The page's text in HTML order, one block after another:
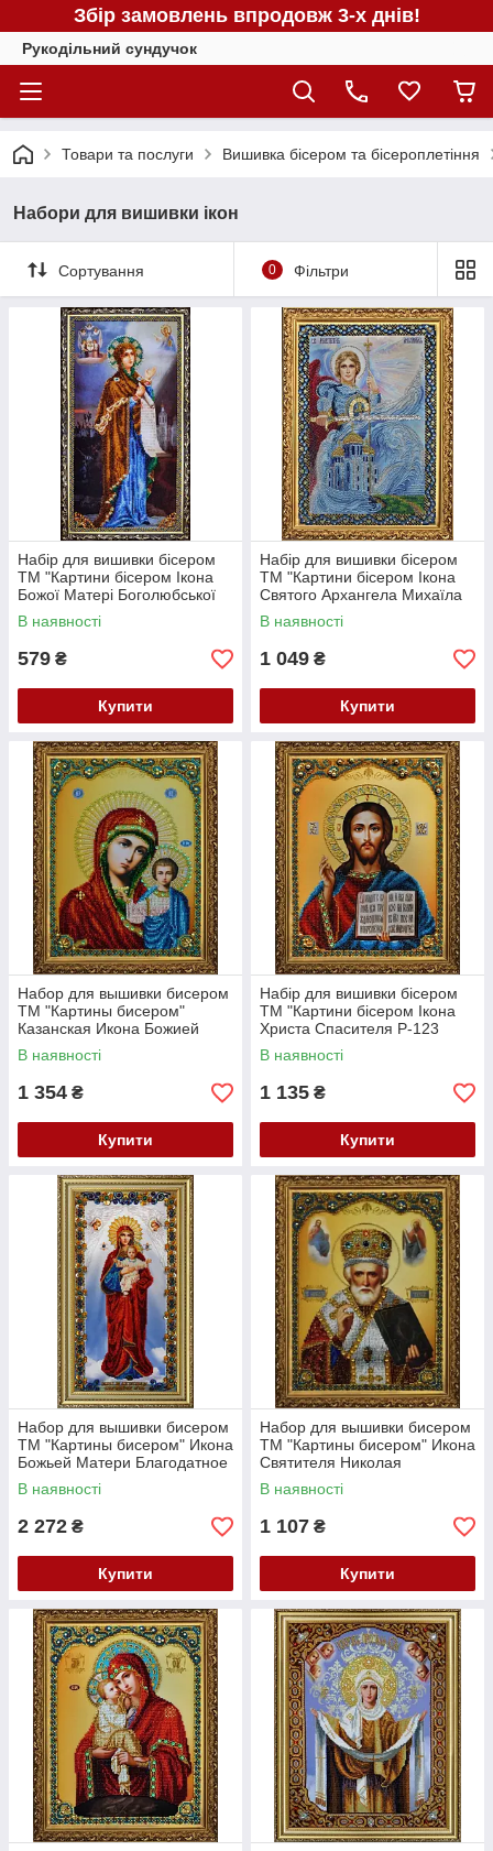
Збір замовлень впродовж 3-х днів!
Рукодільний сундучок
Товари та послуги Вишивка бісером та бісероплетіння
Набори для вишивки ікон
Сортування 0 Фільтри
Набір для вишивки бісером
ТМ "Картини бісером Ікона
Божої Матері Боголюбської
Р-077
В наявності
579 ₴
Купити
Набір для вишивки бісером
ТМ "Картини бісером Ікона
Святого Архангела Михаїла
Р-092
В наявності
1 049 ₴
Купити
Набор для вышивки бисером
ТМ "Картины бисером"
Казанская Икона Божией
Матери Р-108
В наявності
1 354 ₴
Купити
Набір для вишивки бісером
ТМ "Картини бісером Ікона
Христа Спасителя Р-123
В наявності
1 135 ₴
Купити
Набор для вышивки бисером
ТМ "Картины бисером" Икона
Божьей Матери Благодатное
Небо Р-177
В наявності
2 272 ₴
Купити
Набор для вышивки бисером
ТМ "Картины бисером" Икона
Святителя Николая
Чудотворца Р-182
В наявності
1 107 ₴
Купити